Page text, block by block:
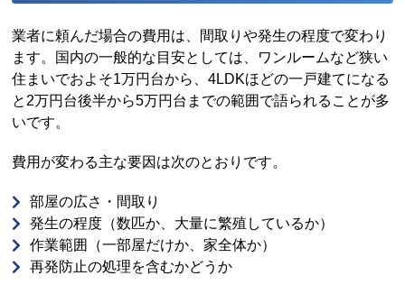
業者に頼んだ場合の費用は、間取りや発生の程度で変わり
ます。国内の一般的な目安としては、ワンルームなど狭い
住まいでおよそ1万円台から、4LDKほどの一戸建てになる
と2万円台後半から5万円台までの範囲で語られることが多
いです。
費用が変わる主な要因は次のとおりです。
部屋の広さ・間取り
発生の程度（数匹か、大量に繁殖しているか）
作業範囲（一部屋だけか、家全体か）
再発防止の処理を含むかどうか